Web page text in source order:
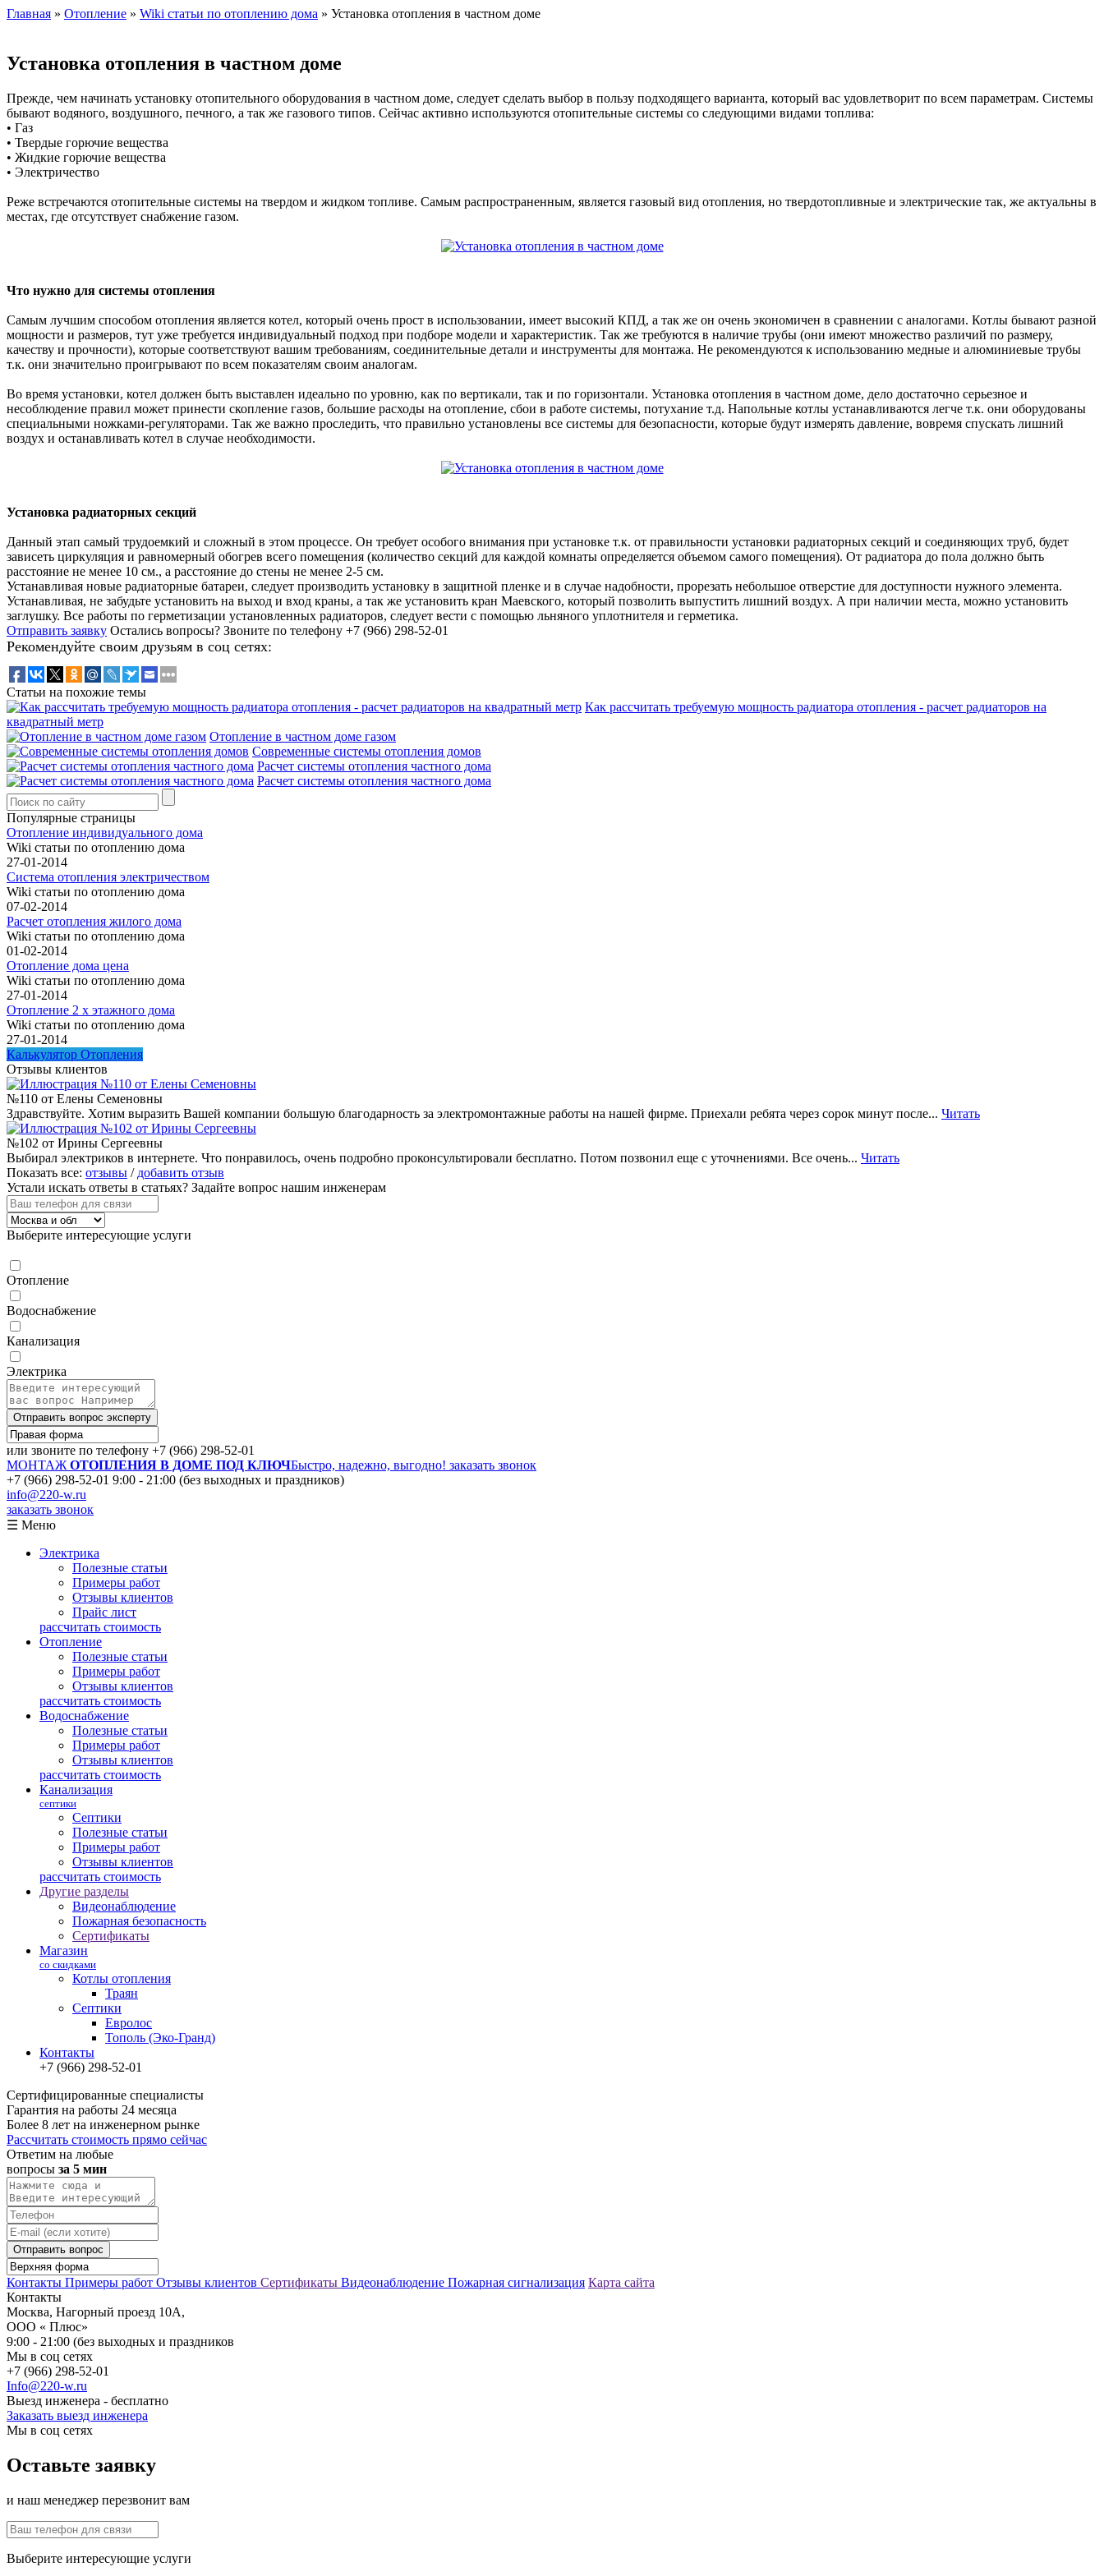
Главная » Отопление » Wiki статьи по отоплению дома » Установка отопления в частном доме
Установка отопления в частном доме
Прежде, чем начинать установку отопительного оборудования в частном доме, следует сделать выбор в пользу подходящего варианта, который вас удовлетворит по всем параметрам. Системы
бывают водяного, воздушного, печного, а так же газового типов. Сейчас активно используются отопительные системы со следующими видами топлива:
• Газ
• Твердые горючие вещества
• Жидкие горючие вещества
• Электричество
Реже встречаются отопительные системы на твердом и жидком топливе. Самым распространенным, является газовый вид отопления, но твердотопливные и электрические так, же актуальны в
местах, где отсутствует снабжение газом.
Что нужно для системы отопления
Самым лучшим способом отопления является котел, который очень прост в использовании, имеет высокий КПД, а так же он очень экономичен в сравнении с аналогами. Котлы бывают разной
мощности и размеров, тут уже требуется индивидуальный подход при подборе модели и характеристик. Так же требуются в наличие трубы (они имеют множество различий по размеру,
качеству и прочности), которые соответствуют вашим требованиям, соединительные детали и инструменты для монтажа. Не рекомендуются к использованию медные и алюминиевые трубы
т.к. они значительно проигрывают по всем показателям своим аналогам.
Во время установки, котел должен быть выставлен идеально по уровню, как по вертикали, так и по горизонтали. Установка отопления в частном доме, дело достаточно серьезное и
несоблюдение правил может принести скопление газов, большие расходы на отопление, сбои в работе системы, потухание т.д. Напольные котлы устанавливаются легче т.к. они оборудованы
специальными ножками-регуляторами. Так же важно проследить, что правильно установлены все системы для безопасности, которые будут измерять давление, вовремя спускать лишний
воздух и останавливать котел в случае необходимости.
Установка радиаторных секций
Данный этап самый трудоемкий и сложный в этом процессе. Он требует особого внимания при установке т.к. от правильности установки радиаторных секций и соединяющих труб, будет
зависеть циркуляция и равномерный обогрев всего помещения (количество секций для каждой комнаты определяется объемом самого помещения). От радиатора до пола должно быть
расстояние не менее 10 см., а расстояние до стены не менее 2-5 см.
Устанавливая новые радиаторные батареи, следует производить установку в защитной пленке и в случае надобности, прорезать небольшое отверстие для доступности нужного элемента.
Устанавливая, не забудьте установить на выход и вход краны, а так же установить кран Маевского, который позволить выпустить лишний воздух. А при наличии места, можно установить
заглушку. Все работы по герметизации установленных радиаторов, следует вести с помощью льняного уплотнителя и герметика.
Отправить заявку Остались вопросы? Звоните по телефону +7 (966) 298-52-01
Рекомендуйте своим друзьям в соц сетях:
Статьи на похожие темы
Как рассчитать требуемую мощность радиатора отопления - расчет радиаторов на
квадратный метр
Отопление в частном доме газом
Современные системы отопления домов
Расчет системы отопления частного дома
Расчет системы отопления частного дома
Популярные страницы
Отопление индивидуального дома
Wiki статьи по отоплению дома
27-01-2014
Система отопления электричеством
Wiki статьи по отоплению дома
07-02-2014
Расчет отопления жилого дома
Wiki статьи по отоплению дома
01-02-2014
Отопление дома цена
Wiki статьи по отоплению дома
27-01-2014
Отопление 2 х этажного дома
Wiki статьи по отоплению дома
27-01-2014
Калькулятор Отопления
Отзывы клиентов
№110 от Елены Семеновны
Здравствуйте. Хотим выразить Вашей компании большую благодарность за электромонтажные работы на нашей фирме. Приехали ребята через сорок минут после... Читать
№102 от Ирины Сергеевны
Выбирал электриков в интернете. Что понравилось, очень подробно проконсультировали бесплатно. Потом позвонил еще с уточнениями. Все очень... Читать
Показать все: отзывы / добавить отзыв
Устали искать ответы в статьях? Задайте вопрос нашим инженерам
Выберите интересующие услуги
Отопление
Водоснабжение
Канализация
Электрика
Отправить вопрос эксперту
или звоните по телефону +7 (966) 298-52-01
МОНТАЖ ОТОПЛЕНИЯ В ДОМЕ ПОД КЛЮЧБыстро, надежно, выгодно! заказать звонок
+7 (966) 298-52-01 9:00 - 21:00 (без выходных и праздников)
info@220-w.ru
заказать звонок
☰ Меню
Электрика
Полезные статьи
Примеры работ
Отзывы клиентов
Прайс лист
рассчитать стоимость
Отопление
Полезные статьи
Примеры работ
Отзывы клиентов
рассчитать стоимость
Водоснабжение
Полезные статьи
Примеры работ
Отзывы клиентов
рассчитать стоимость
Канализация
септики
Септики
Полезные статьи
Примеры работ
Отзывы клиентов
рассчитать стоимость
Другие разделы
Видеонаблюдение
Пожарная безопасность
Сертификаты
Магазин
со скидками
Котлы отопления
Траян
Септики
Евролос
Тополь (Эко-Гранд)
Контакты
+7 (966) 298-52-01
Сертифицированные специалисты
Гарантия на работы 24 месяца
Более 8 лет на инженерном рынке
Рассчитать стоимость прямо сейчас
Ответим на любые
вопросы за 5 мин
Отправить вопрос
Контакты Примеры работ Отзывы клиентов Сертификаты Видеонаблюдение Пожарная сигнализация Карта сайта
Контакты
Москва, Нагорный проезд 10А,
ООО « Плюс»
9:00 - 21:00 (без выходных и праздников
Мы в соц сетях
+7 (966) 298-52-01
Info@220-w.ru
Выезд инженера - бесплатно
Заказать выезд инженера
Мы в соц сетях
Оставьте заявку
и наш менеджер перезвонит вам
Выберите интересующие услуги